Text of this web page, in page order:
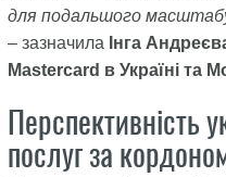
для подальшого
– зазначила Інга
Mastercard в Україні та
Перспективність
послуг за